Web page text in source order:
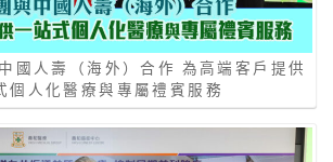
國人壽（海外）合作 為高端客戶提供
個人化醫療與專屬禮賓服務